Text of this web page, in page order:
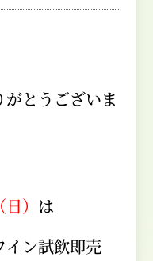
とうございま
） は
ン試飲即売